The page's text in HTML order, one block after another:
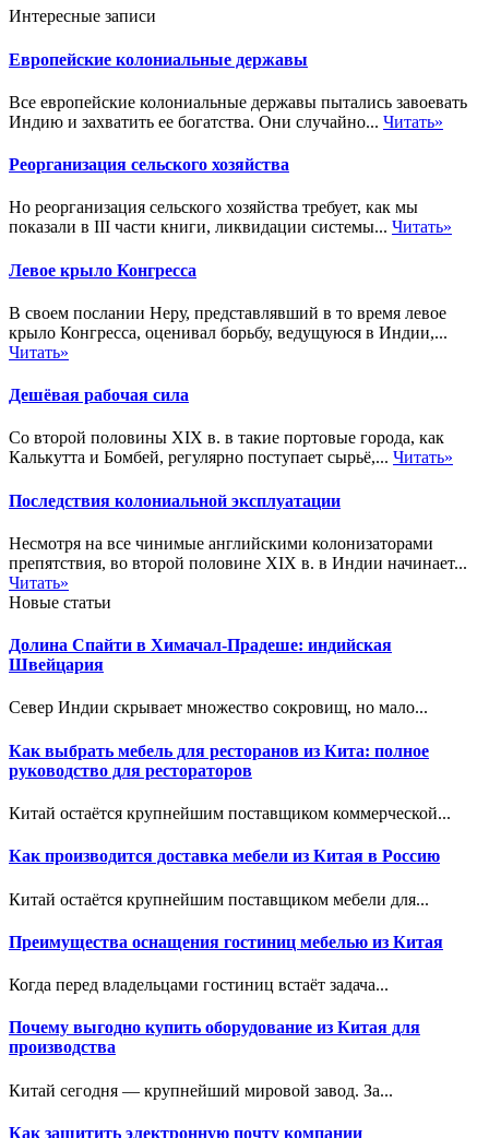
Интересные записи
Европейские колониальные державы
Все европейские колониальные державы пытались завоевать
Индию и захватить ее богатства. Они случайно... Читать»
Реорганизация сельского хозяйства
Но реорганизация сельского хозяйства требует, как мы
показали в III части книги, ликвидации системы... Читать»
Левое крыло Конгресса
В своем послании Неру, представлявший в то время левое
крыло Конгресса, оценивал борьбу, ведущуюся в Индии,...
Читать»
Дешёвая рабочая сила
Со второй половины XIX в. в такие портовые города, как
Калькутта и Бомбей, регулярно поступает сырьё,... Читать»
Последствия колониальной эксплуатации
Несмотря на все чинимые английскими колонизаторами
препятствия, во второй половине XIX в. в Индии начинает...
Читать»
Новые статьи
Долина Спайти в Химачал-Прадеше: индийская
Швейцария
Север Индии скрывает множество сокровищ, но мало...
Как выбрать мебель для ресторанов из Кита: полное
руководство для рестораторов
Китай остаётся крупнейшим поставщиком коммерческой...
Как производится доставка мебели из Китая в Россию
Китай остаётся крупнейшим поставщиком мебели для...
Преимущества оснащения гостиниц мебелью из Китая
Когда перед владельцами гостиниц встаёт задача...
Почему выгодно купить оборудование из Китая для
производства
Китай сегодня — крупнейший мировой завод. За...
Как защитить электронную почту компании